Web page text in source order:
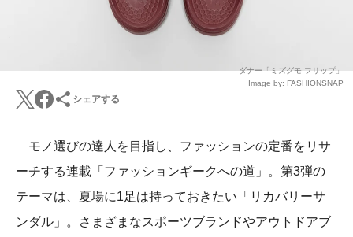
ダナー「ミズグモ フリップ」
Image by: FASHIONSNAP
シェアする
モノ選びの達人を目指し、ファッションの定番をリサ
ーチする連載「ファッションギークへの道」。第3弾の
テーマは、夏場に1足は持っておきたい「リカバリーサ
ンダル」。さまざまなスポーツブランドやアウトドアブ